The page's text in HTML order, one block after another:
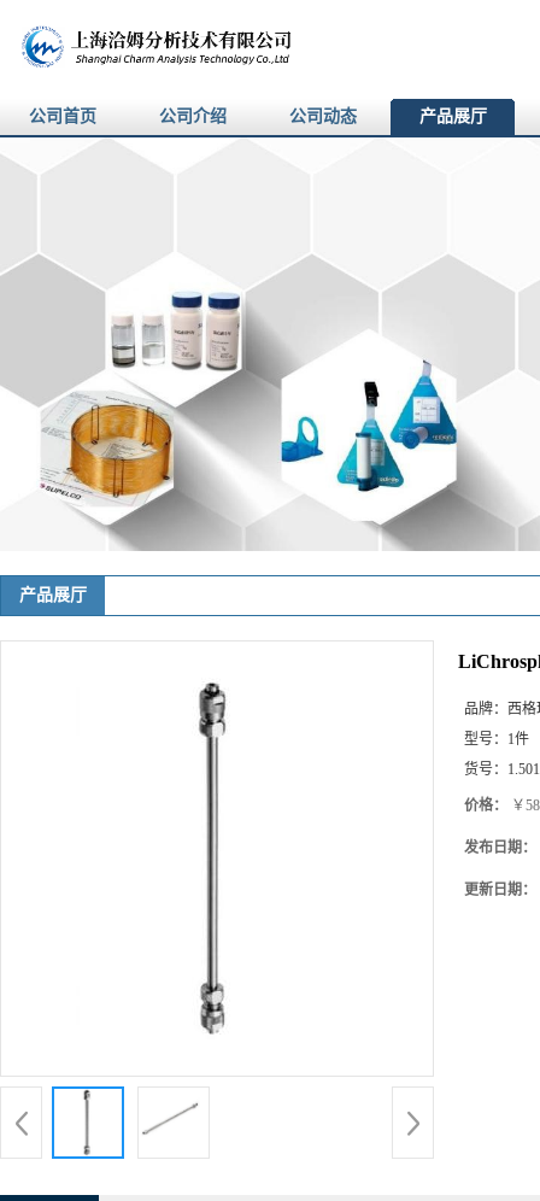
公司首页 公司介绍 公司动态 产品展厅
产品展厅
品牌： 西格
型号： 1件
货号：
价格： ￥
发布日期：
更新日期：